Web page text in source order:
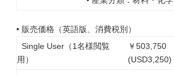
• 販売価格（英語版、消費税別）
Single User（1名様閲覧
用）
￥503,750
(USD3,250)